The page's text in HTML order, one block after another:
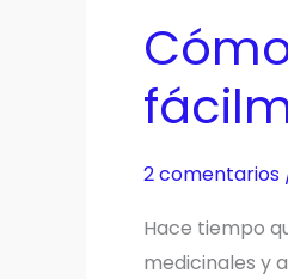
planta
boniato
2 comentarios
Hace tiempo
medicinales y